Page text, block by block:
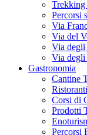
Trekking
Percorsi
Via
Via del
Via
Via
Gastronomia
Cantine
Corsi di
Prodotti
Percorsi